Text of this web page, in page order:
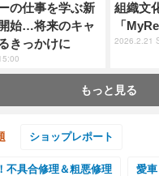
の仕事を学ぶ新
始…将来のキャ
きっかけに
組織文
「
2026.2.21
もっと見る
ショップレポート
不具合修理＆粗悪修理 愛